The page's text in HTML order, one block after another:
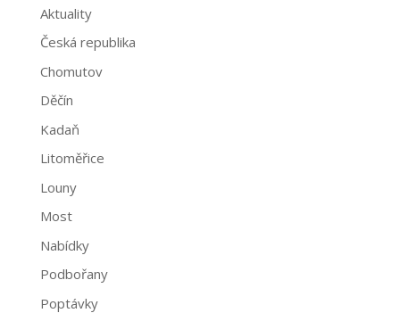
Aktuality
Česká republika
Chomutov
Děčín
Kadaň
Litoměřice
Louny
Most
Nabídky
Podbořany
Poptávky